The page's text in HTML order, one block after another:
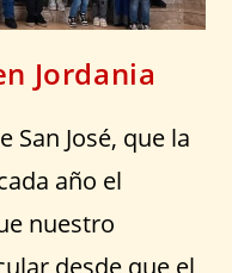
Jordania
San José, que la
año el
nuestro
desde que el